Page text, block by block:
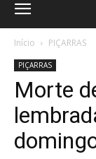
Início PIÇARRAS
PIÇARRAS
Morte